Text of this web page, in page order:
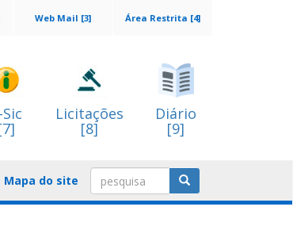
Área Restrita [4]
Web Mail [3]
Sic Licitações
[8]
Diário
[9]
Mapa do site